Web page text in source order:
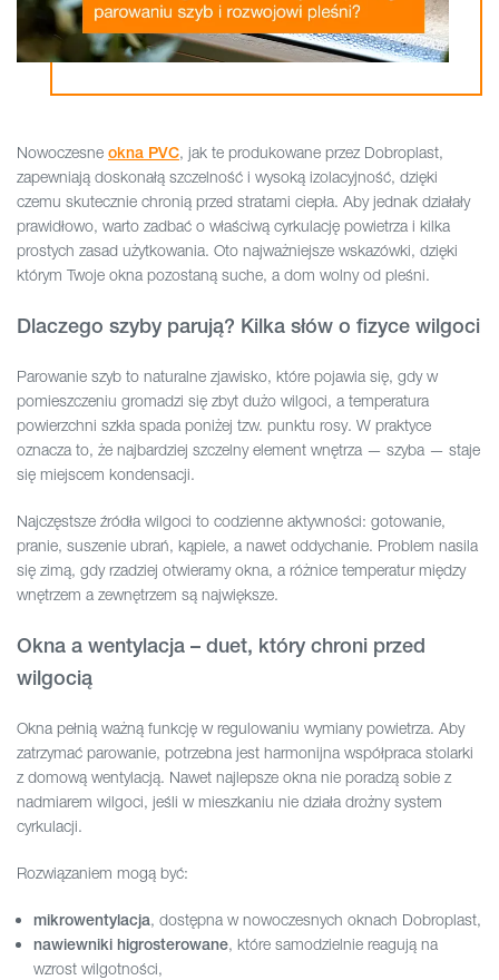
Nowoczesne okna PVC, jak te produkowane przez Dobroplast,
zapewniają doskonałą szczelność i wysoką izolacyjność, dzięki
czemu skutecznie chronią przed stratami ciepła. Aby jednak działały
prawidłowo, warto zadbać o właściwą cyrkulację powietrza i kilka
prostych zasad użytkowania. Oto najważniejsze wskazówki, dzięki
którym Twoje okna pozostaną suche, a dom wolny od pleśni.
Dlaczego szyby parują? Kilka słów o fizyce wilgoci
Parowanie szyb to naturalne zjawisko, które pojawia się, gdy w
pomieszczeniu gromadzi się zbyt dużo wilgoci, a temperatura
powierzchni szkła spada poniżej tzw. punktu rosy. W praktyce
oznacza to, że najbardziej szczelny element wnętrza — szyba — staje
się miejscem kondensacji.
Najczęstsze źródła wilgoci to codzienne aktywności: gotowanie,
pranie, suszenie ubrań, kąpiele, a nawet oddychanie. Problem nasila
się zimą, gdy rzadziej otwieramy okna, a różnice temperatur między
wnętrzem a zewnętrzem są największe.
Okna a wentylacja – duet, który chroni przed
wilgocią
Okna pełnią ważną funkcję w regulowaniu wymiany powietrza. Aby
zatrzymać parowanie, potrzebna jest harmonijna współpraca stolarki
z domową wentylacją. Nawet najlepsze okna nie poradzą sobie z
nadmiarem wilgoci, jeśli w mieszkaniu nie działa drożny system
cyrkulacji.
Rozwiązaniem mogą być:
mikrowentylacja, dostępna w nowoczesnych oknach Dobroplast,
nawiewniki higrosterowane, które samodzielnie reagują na
wzrost wilgotności,